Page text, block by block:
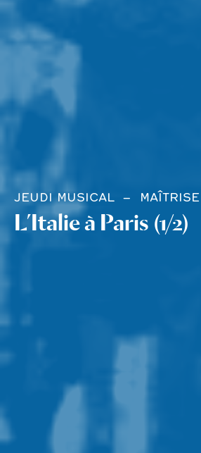
JEUDI MUSICAL MAÎTRISE
L’Italie à Paris (1/2)